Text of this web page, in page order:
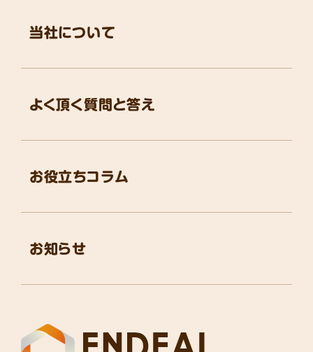
お役立ちコラム
よく頂く質問と答え
お知らせ
当社について